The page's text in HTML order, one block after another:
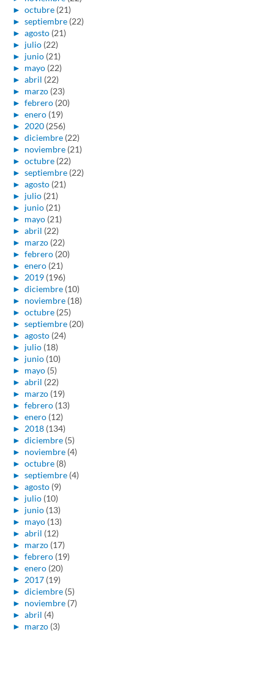
► octubre (21)
► septiembre (22)
► agosto (21)
► julio (22)
► junio (21)
► mayo (22)
► abril (22)
► marzo (23)
► febrero (20)
► enero (19)
► 2020 (256)
► diciembre (22)
► noviembre (21)
► octubre (22)
► septiembre (22)
► agosto (21)
► julio (21)
► junio (21)
► mayo (21)
► abril (22)
► marzo (22)
► febrero (20)
► enero (21)
► 2019 (196)
► diciembre (10)
► noviembre (18)
► octubre (25)
► septiembre (20)
► agosto (24)
► julio (18)
► junio (10)
► mayo (5)
► abril (22)
► marzo (19)
► febrero (13)
► enero (12)
► 2018 (134)
► diciembre (5)
► noviembre (4)
► octubre (8)
► septiembre (4)
► agosto (9)
► julio (10)
► junio (13)
► mayo (13)
► abril (12)
► marzo (17)
► febrero (19)
► enero (20)
► 2017 (19)
► diciembre (5)
► noviembre (7)
► abril (4)
► marzo (3)